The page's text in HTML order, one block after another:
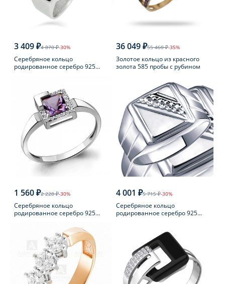
3 409 ₽4 870 ₽-30%
Серебряное кольцо
родированное серебро 925
36 049 ₽55 460 ₽-35%
Золотое кольцо из красного
золота 585 пробы с рубином
1 560 ₽2 228 ₽-30%
Серебряное кольцо
родированное серебро 925
4 001 ₽5 715 ₽-30%
Серебряное кольцо
родированное серебро 925